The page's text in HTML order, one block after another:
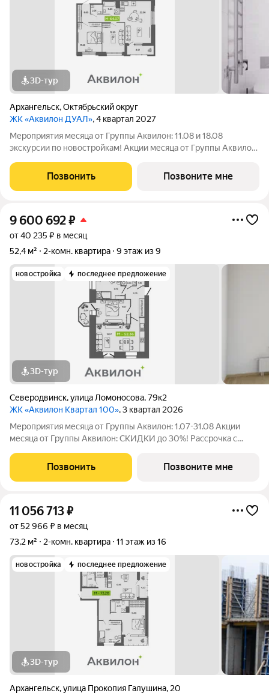
3D-тур
Архангельск,Октябрьский округ
ЖК «Аквилон ДУАЛ», 4 квартал 2027
Мероприятия месяца от Группы Аквилон: 11.08 и 18.08
экскурсии по новостройкам! Акции месяца от Группы Аквилон:
млн ! Арктическая ипотека. ПСК: 18,32-21,9%. Ставка 1%!
Семейная ипотека. ПСК:
Позвонить Позвоните мне
9 600 692₽
от 40 235 ₽ в месяц
52,4 м²
2-комн. квартира 9 этаж из 9
новостройка последнее предложение
3D-тур
Северодвинск,улица Ломоносова,79к2
ЖК «Аквилон Квартал 100», 3 квартал 2026
Мероприятия месяца от Группы Аквилон: 1.07-31.08 Акции
месяца от Группы Аквилон: СКИДКИ до 30%! Рассрочка с
24,025-29,852%. Ставка 12,4% для всех! Семейная ипотека с
первым взносом 10%! Арктическая
Позвонить Позвоните мне
11 056 713₽
от 52 966 ₽ в месяц
73,2 м²
2-комн. квартира 11 этаж из 16
новостройка последнее предложение
3D-тур
Архангельск,улица Прокопия Галушина, 20